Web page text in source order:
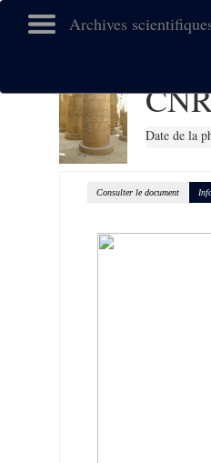
Archives
Date de la
Consulter le document